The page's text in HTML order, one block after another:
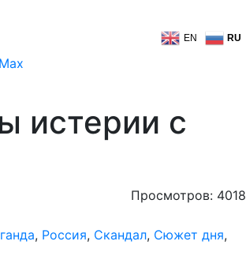
EN RU
истерии с
Просмотров: 4018
, Россия, Скандал, Сюжет дня,